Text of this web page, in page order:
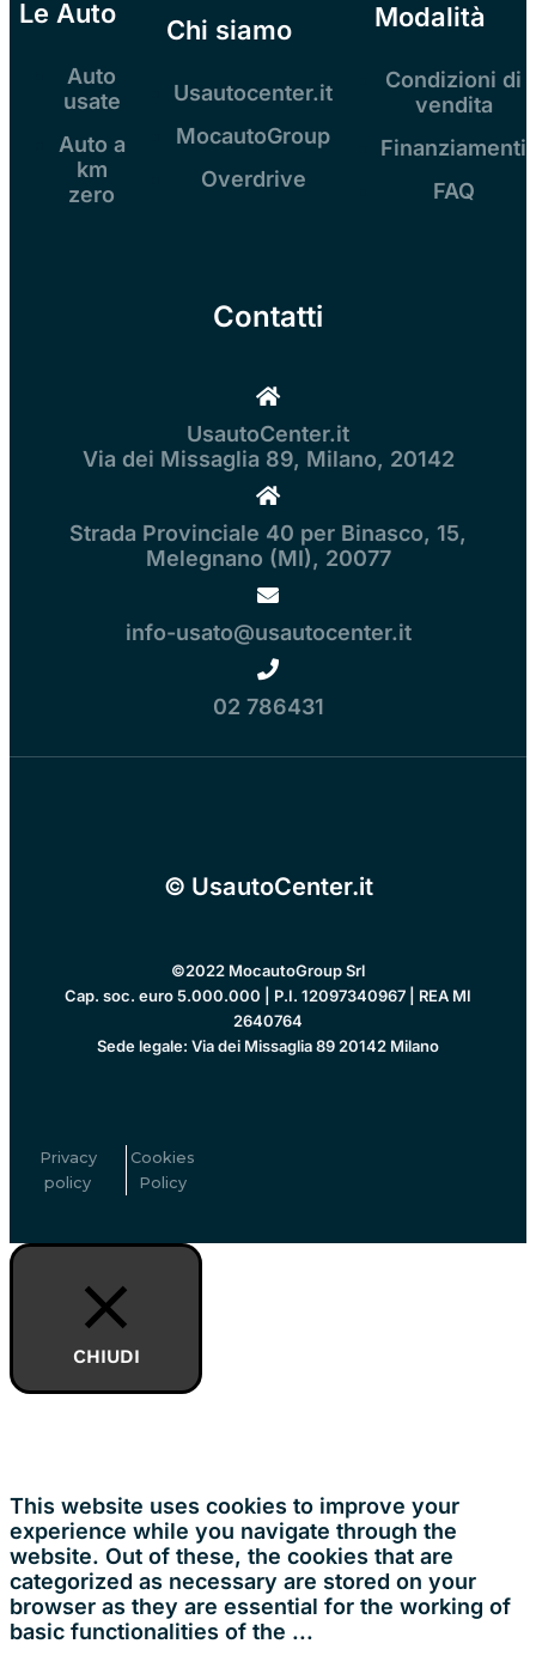
Le Auto
Auto
usate
Auto a
km
zero
Chi siamo
Usautocenter.it
MocautoGroup
Overdrive
Modalità
Condizioni di
vendita
Finanziamenti
FAQ
Contatti
UsautoCenter.it
Via dei Missaglia 89, Milano, 20142
Strada Provinciale 40 per Binasco, 15,
Melegnano (MI), 20077
info-usato@usautocenter.it
02 786431
© UsautoCenter.it
©2022 MocautoGroup Srl
Cap. soc. euro 5.000.000 | P.I. 12097340967 | REA MI
2640764
Sede legale: Via dei Missaglia 89 20142 Milano
Privacy
policy
Cookies
Policy
CHIUDI
This website uses cookies to improve your
experience while you navigate through the
website. Out of these, the cookies that are
categorized as necessary are stored on your
browser as they are essential for the working of
basic functionalities of the ...